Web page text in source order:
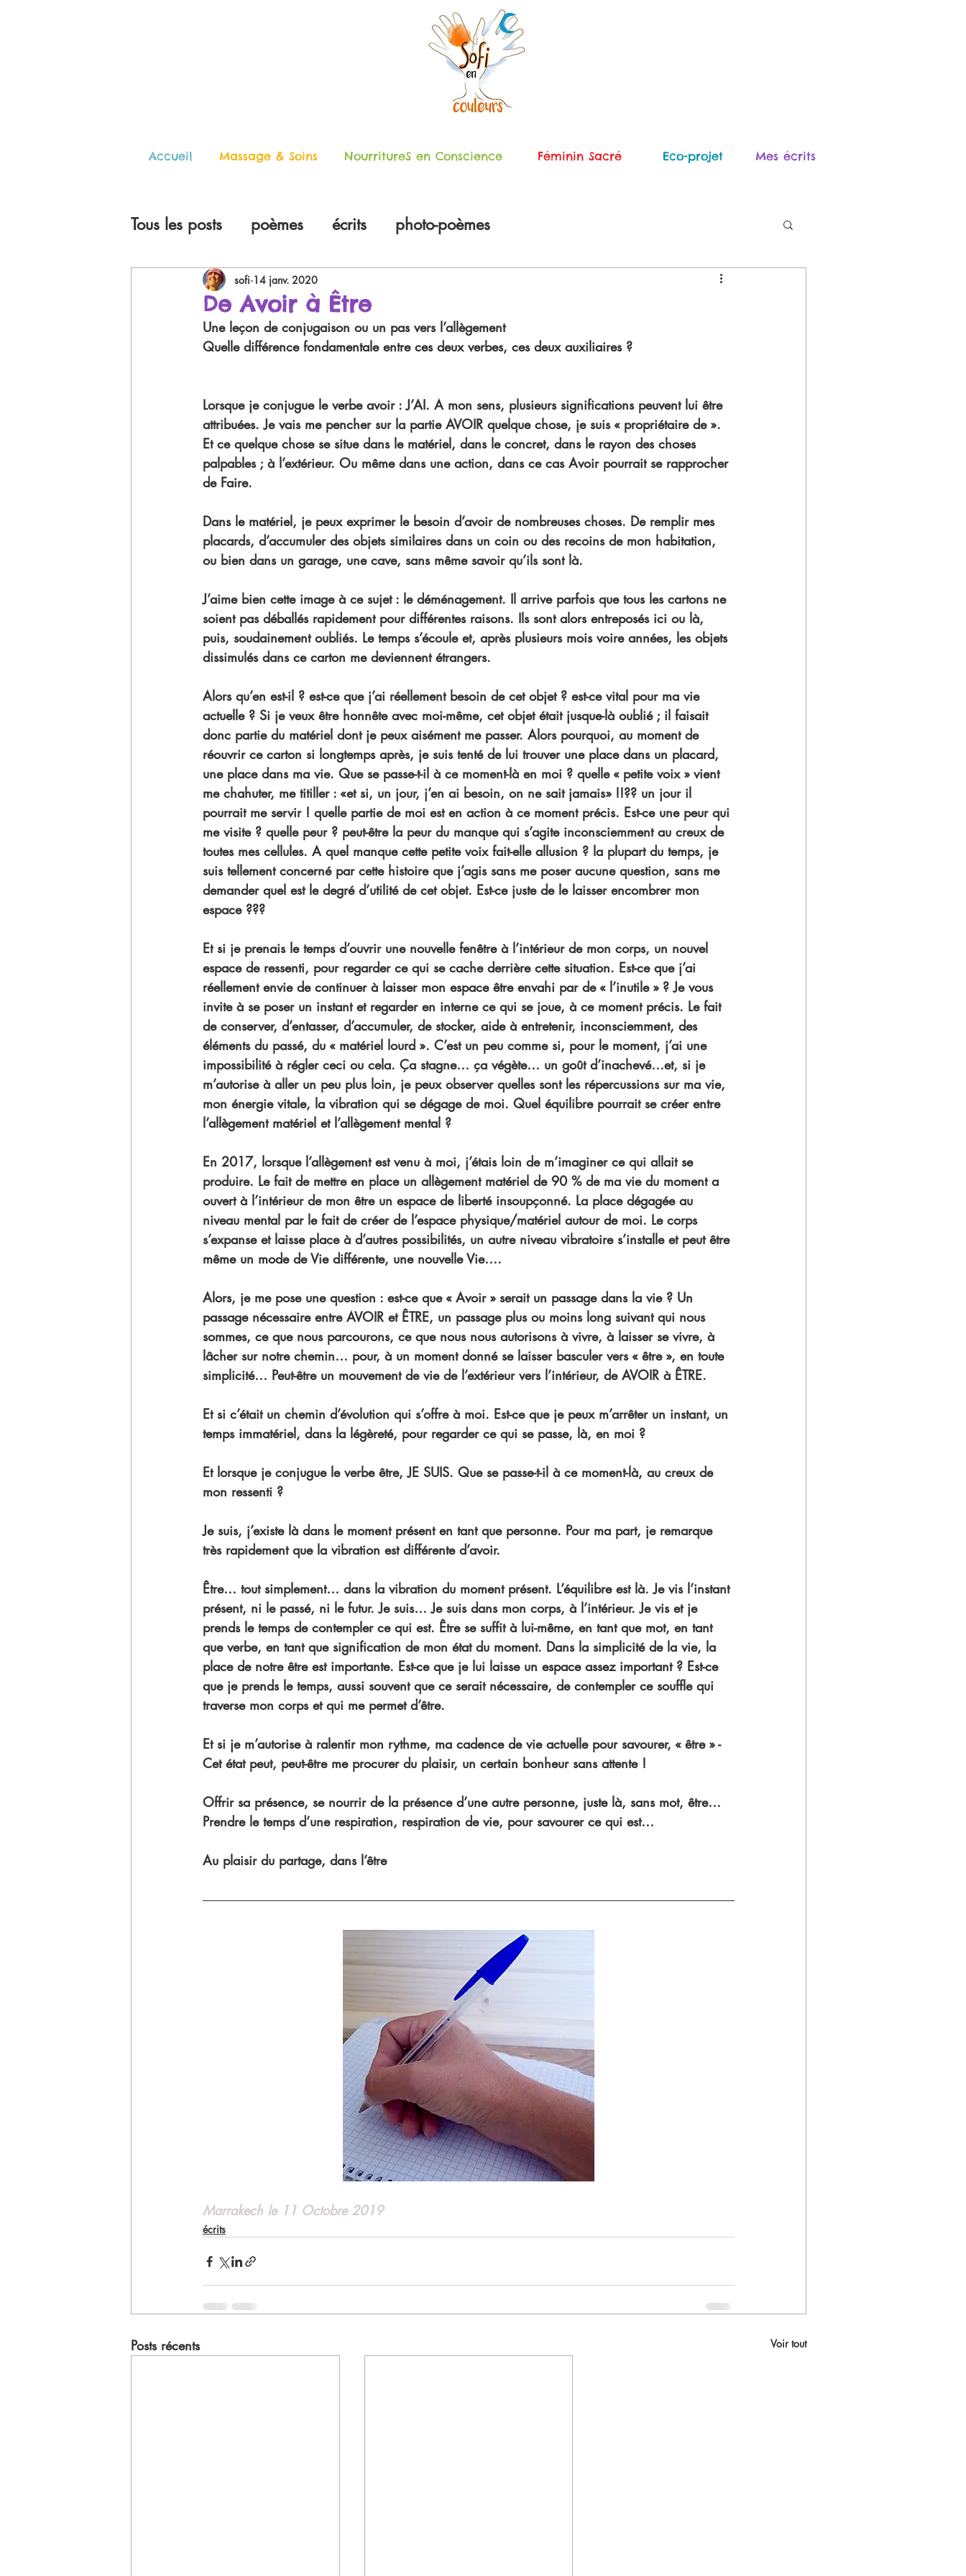
Accueil Massage & Soins NourritureS en Conscience Féminin Sacré Eco-projet Mes écrits
Tous les posts poèmes écrits photo-poèmes
De Avoir à Être
sofi 14 janv. 2020
Une leçon de conjugaison ou un pas vers l’allègement
Quelle différence fondamentale entre ces deux verbes, ces deux auxiliaires ?
Lorsque je conjugue le verbe avoir : J’AI. A mon sens, plusieurs significations peuvent lui être
attribuées. Je vais me pencher sur la partie AVOIR quelque chose, je suis « propriétaire de ».
Et ce quelque chose se situe dans le matériel, dans le concret, dans le rayon des choses
palpables ; à l’extérieur. Ou même dans une action, dans ce cas Avoir pourrait se rapprocher
de Faire.
Dans le matériel, je peux exprimer le besoin d’avoir de nombreuses choses. De remplir mes
placards, d’accumuler des objets similaires dans un coin ou des recoins de mon habitation,
ou bien dans un garage, une cave, sans même savoir qu’ils sont là.
J’aime bien cette image à ce sujet : le déménagement. Il arrive parfois que tous les cartons ne
soient pas déballés rapidement pour différentes raisons. Ils sont alors entreposés ici ou là,
puis, soudainement oubliés. Le temps s’écoule et, après plusieurs mois voire années, les objets
dissimulés dans ce carton me deviennent étrangers.
Alors qu’en est-il ? est-ce que j’ai réellement besoin de cet objet ? est-ce vital pour ma vie
actuelle ? Si je veux être honnête avec moi-même, cet objet était jusque-là oublié ; il faisait
donc partie du matériel dont je peux aisément me passer. Alors pourquoi, au moment de
réouvrir ce carton si longtemps après, je suis tenté de lui trouver une place dans un placard,
une place dans ma vie. Que se passe-t-il à ce moment-là en moi ? quelle « petite voix » vient
me chahuter, me titiller : «et si, un jour, j’en ai besoin, on ne sait jamais» !!?? un jour il
pourrait me servir ! quelle partie de moi est en action à ce moment précis. Est-ce une peur qui
me visite ? quelle peur ? peut-être la peur du manque qui s’agite inconsciemment au creux de
toutes mes cellules. A quel manque cette petite voix fait-elle allusion ? la plupart du temps, je
suis tellement concerné par cette histoire que j’agis sans me poser aucune question, sans me
demander quel est le degré d’utilité de cet objet. Est-ce juste de le laisser encombrer mon
espace ???
Et si je prenais le temps d’ouvrir une nouvelle fenêtre à l’intérieur de mon corps, un nouvel
espace de ressenti, pour regarder ce qui se cache derrière cette situation. Est-ce que j’ai
réellement envie de continuer à laisser mon espace être envahi par de « l’inutile » ? Je vous
invite à se poser un instant et regarder en interne ce qui se joue, à ce moment précis. Le fait
de conserver, d’entasser, d’accumuler, de stocker, aide à entretenir, inconsciemment, des
éléments du passé, du « matériel lourd ». C’est un peu comme si, pour le moment, j’ai une
impossibilité à régler ceci ou cela. Ça stagne… ça végète… un goût d’inachevé…et, si je
m’autorise à aller un peu plus loin, je peux observer quelles sont les répercussions sur ma vie,
mon énergie vitale, la vibration qui se dégage de moi. Quel équilibre pourrait se créer entre
l’allègement matériel et l’allègement mental ?
En 2017, lorsque l’allègement est venu à moi, j’étais loin de m’imaginer ce qui allait se
produire. Le fait de mettre en place un allègement matériel de 90 % de ma vie du moment a
ouvert à l’intérieur de mon être un espace de liberté insoupçonné. La place dégagée au
niveau mental par le fait de créer de l’espace physique/matériel autour de moi. Le corps
s’expanse et laisse place à d’autres possibilités, un autre niveau vibratoire s’installe et peut être
même un mode de Vie différente, une nouvelle Vie….
Alors, je me pose une question : est-ce que « Avoir » serait un passage dans la vie ? Un
passage nécessaire entre AVOIR et ÊTRE, un passage plus ou moins long suivant qui nous
sommes, ce que nous parcourons, ce que nous nous autorisons à vivre, à laisser se vivre, à
lâcher sur notre chemin… pour, à un moment donné se laisser basculer vers « être », en toute
simplicité… Peut-être un mouvement de vie de l’extérieur vers l’intérieur, de AVOIR à ÊTRE.
Et si c’était un chemin d’évolution qui s’offre à moi. Est-ce que je peux m’arrêter un instant, un
temps immatériel, dans la légèreté, pour regarder ce qui se passe, là, en moi ?
Et lorsque je conjugue le verbe être, JE SUIS. Que se passe-t-il à ce moment-là, au creux de
mon ressenti ?
Je suis, j’existe là dans le moment présent en tant que personne. Pour ma part, je remarque
très rapidement que la vibration est différente d’avoir.
Être… tout simplement… dans la vibration du moment présent. L’équilibre est là. Je vis l’instant
présent, ni le passé, ni le futur. Je suis… Je suis dans mon corps, à l’intérieur. Je vis et je
prends le temps de contempler ce qui est. Être se suffit à lui-même, en tant que mot, en tant
que verbe, en tant que signification de mon état du moment. Dans la simplicité de la vie, la
place de notre être est importante. Est-ce que je lui laisse un espace assez important ? Est-ce
que je prends le temps, aussi souvent que ce serait nécessaire, de contempler ce souffle qui
traverse mon corps et qui me permet d’être.
Et si je m’autorise à ralentir mon rythme, ma cadence de vie actuelle pour savourer, « être » -
Cet état peut, peut-être me procurer du plaisir, un certain bonheur sans attente !
Offrir sa présence, se nourrir de la présence d’une autre personne, juste là, sans mot, être…
Prendre le temps d’une respiration, respiration de vie, pour savourer ce qui est…
Au plaisir du partage, dans l’être
Marrakech le 11 Octobre 2019
écrits
Posts récents Voir tout